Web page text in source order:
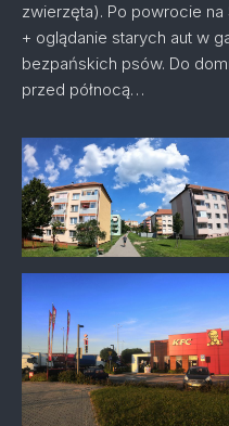
zwierzęta). Po powrocie
+ oglądanie starych aut w
bezpańskich psów. Do
przed północą…